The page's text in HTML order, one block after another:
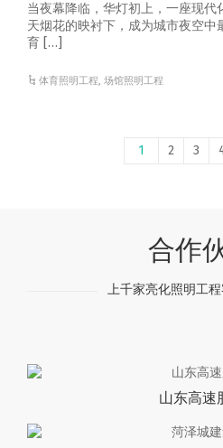
当夜幕降临，华灯初上，一座现代
天烟花的映衬下，成为城市夜空
育 […]
体育照明工程,场馆照明工程
1 2 3
合作
上千家亮化照明工
山东高速